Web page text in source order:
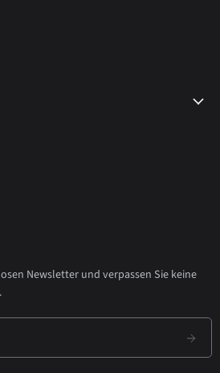
Newsletter und verpassen Sie keine